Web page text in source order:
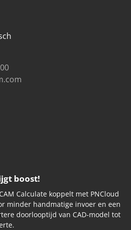
boost!
Calculate koppelt met PNCloud
minder handmatige invoer en een
doorlooptijd van CAD-model tot